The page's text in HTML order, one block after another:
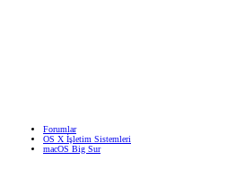
Forumlar
OS X İşletim Sistemleri
macOS Big Sur